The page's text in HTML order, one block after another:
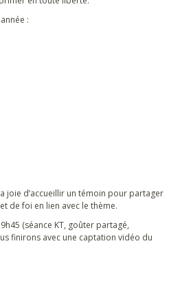
:
joie d’accueillir un témoin pour partager
de foi en lien avec le thème.
(séance KT, goûter partagé,
finirons avec une captation vidéo du